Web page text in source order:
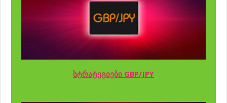
სტრატეგიები GBP/JPY